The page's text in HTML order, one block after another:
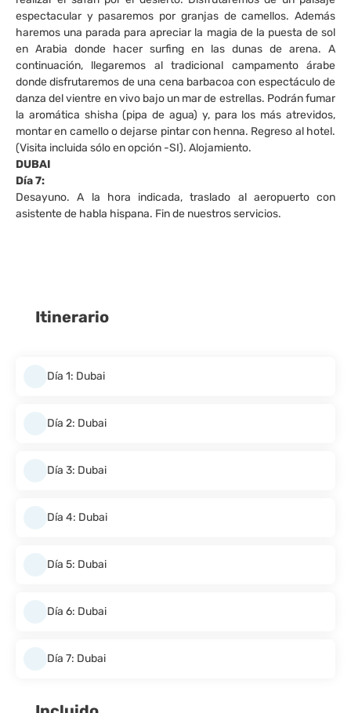
espectacular y pasaremos por granjas de camellos. Además
haremos una parada para apreciar la magia de la puesta de sol
en Arabia donde hacer surfing en las dunas de arena. A
continuación, llegaremos al tradicional campamento árabe
donde disfrutaremos de una cena barbacoa con espectáculo de
danza del vientre en vivo bajo un mar de estrellas. Podrán fumar
la aromática shisha (pipa de agua) y, para los más atrevidos,
montar en camello o dejarse pintar con henna. Regreso al hotel.
(Visita incluida sólo en opción -SI). Alojamiento.
DUBAI
Día 7:
Desayuno. A la hora indicada, traslado al aeropuerto con
asistente de habla hispana. Fin de nuestros servicios.
Itinerario
Día 1: Dubai
Día 2: Dubai
Día 3: Dubai
Día 4: Dubai
Día 5: Dubai
Día 6: Dubai
Día 7: Dubai